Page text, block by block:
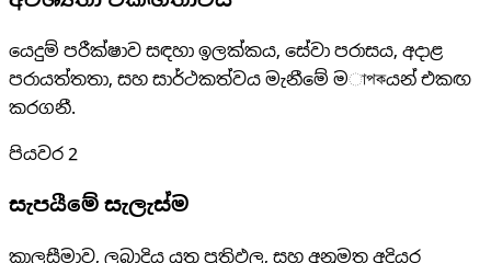
යෙදුම් පරීක්ෂාව සඳහා ඉලක්කය, සේවා පරාසය, අදාළ
පරායත්තතා, සහ සාර්ථකත්වය මැනීමේ මাপকයන් එකඟ
කරගනී.
පියවර 2
සැපයීමේ සැලැස්ම
කාලසීමාව, ලබාදිය යුතු ප්‍රතිඵල, සහ අනුමත අදියර